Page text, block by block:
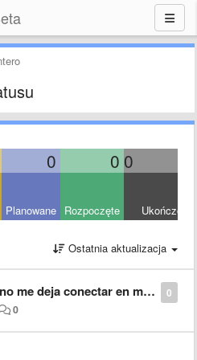
0 0 0
Planowane Rozpoczęte Ukończony
Ostatnia aktualizacja
0
establecer conexion", antes de actualizar el software funcionaba correctamente, pero ahora no
0